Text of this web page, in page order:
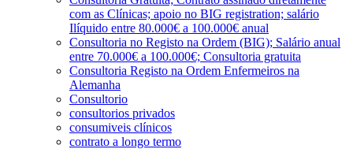
com as Clínicas; apoio no BIG registration; salário
Ilíquido entre 80.000€ a 100.000€ anual
Consultoria no Registo na Ordem (BIG); Salário anual
entre 70.000€ a 100.000€; Consultoria gratuita
Consultoria Registo na Ordem Enfermeiros na
Alemanha
Consultorio
consultorios privados
consumiveis clínicos
contrato a longo termo